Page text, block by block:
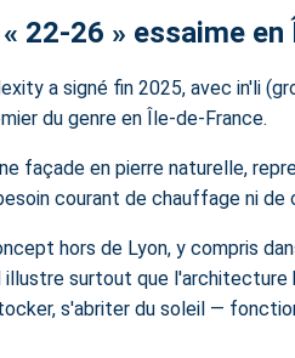
22-26 » essaime
a signé fin 2025, avec in'li
du genre en Île-de-France.
façade en pierre naturelle,
courant de chauffage ni de
hors de Lyon, y compris
surtout que
s'abriter du soleil —